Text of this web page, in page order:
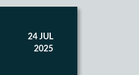
24 JUL
2025